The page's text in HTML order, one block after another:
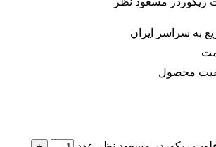
به سراسر ایران
محصول